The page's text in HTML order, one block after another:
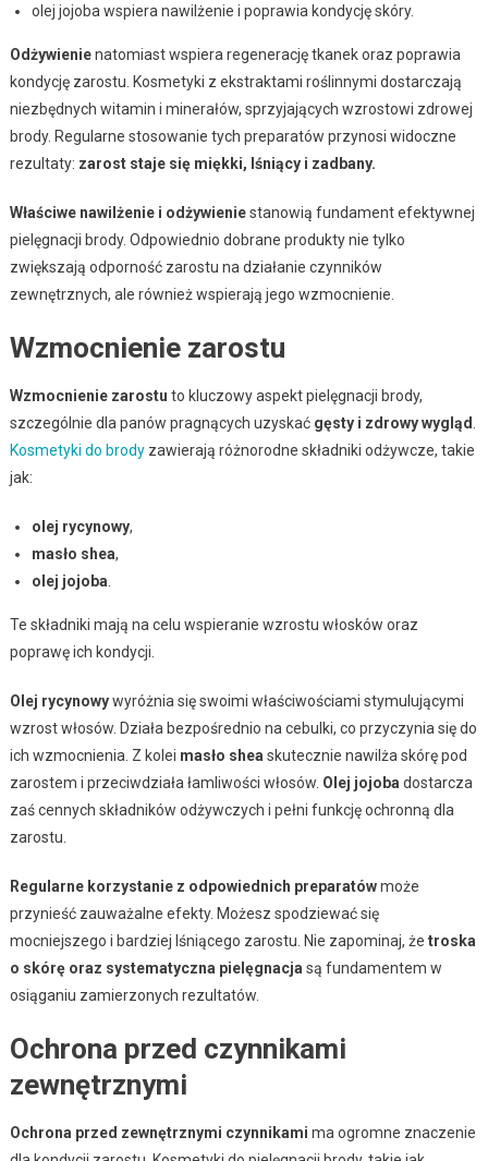
olej jojoba wspiera nawilżenie i poprawia kondycję skóry.
Odżywienienatomiast wspiera regenerację tkanek oraz poprawia
kondycję zarostu. Kosmetyki z ekstraktami roślinnymi dostarczają
niezbędnych witamin i minerałów, sprzyjających wzrostowi zdrowej
brody. Regularne stosowanie tych preparatów przynosi widoczne
rezultaty: zarost staje się miękki, lśniący i zadbany.
Właściwe nawilżenie i odżywieniestanowią fundament efektywnej
pielęgnacji brody. Odpowiednio dobrane produkty nie tylko
zwiększają odporność zarostu na działanie czynników
zewnętrznych, ale również wspierają jego wzmocnienie.
Wzmocnienie zarostu
Wzmocnienie zarostu to kluczowy aspekt pielęgnacji brody,
szczególnie dla panów pragnących uzyskać gęsty i zdrowy wygląd
Kosmetyki do brodyzawierają różnorodne składniki odżywcze, takie
jak:
olej rycynowy,
masło shea,
olej jojoba
Te składniki mają na celu wspieranie wzrostu włosków oraz
poprawę ich kondycji.
Olej rycynowywyróżnia się swoimi właściwościami stymulującymi
wzrost włosów. Działa bezpośrednio na cebulki, co przyczynia się do
ich wzmocnienia. Z kolei masło shea skutecznie nawilża skórę pod
zarostem i przeciwdziała łamliwości włosów. Olej jojoba dostarcza
zaś cennych składników odżywczych i pełni funkcję ochronną dla
zarostu.
Regularne korzystanie z odpowiednich preparatówmoże
przynieść zauważalne efekty. Możesz spodziewać się
mocniejszego i bardziej lśniącego zarostu. Nie zapominaj, że troska
o skórę oraz systematyczna pielęgnacja są fundamentem w
osiąganiu zamierzonych rezultatów.
Ochrona przed czynnikami
zewnętrznymi
Ochrona przed zewnętrznymi czynnikami ma ogromne znaczenie